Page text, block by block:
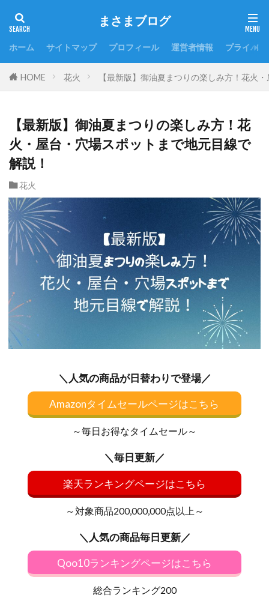
まさまブログ
ホーム サイトマップ プロフィール 運営者情報 プライバ
HOME 花火 【最新版】御油夏まつりの楽しみ方！花火
【最新版】御油夏まつりの楽しみ方！花
火・屋台・穴場スポットまで地元目線で
解説！
花火
＼人気の商品が日替わりで登場／
Amazonタイムセールページはこちら
～毎日お得なタイムセール～
＼毎日更新／
楽天ランキングページはこちら
～対象商品200,000,000点以上～
＼人気の商品毎日更新／
Qoo10ランキングページはこちら
総合ランキング200